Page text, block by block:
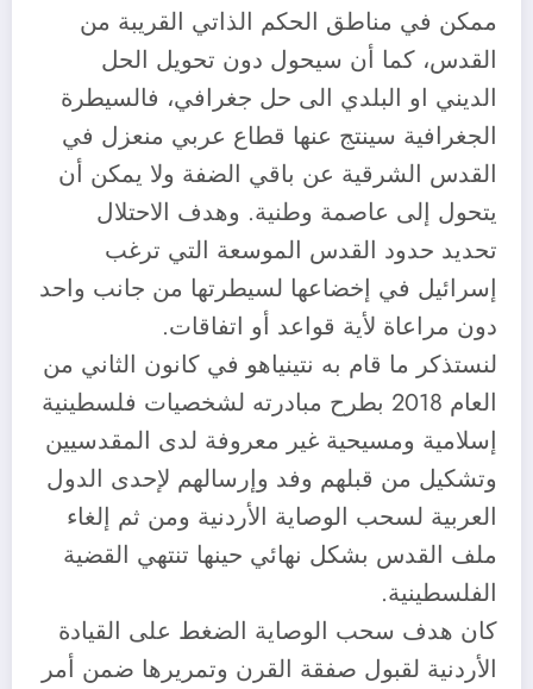
ممكن في مناطق الحكم الذاتي القريبة من
القدس، كما أن سيحول دون تحويل الحل
الديني او البلدي الى حل جغرافي، فالسيطرة
الجغرافية سينتج عنها قطاع عربي منعزل في
القدس الشرقية عن باقي الضفة ولا يمكن أن
يتحول إلى عاصمة وطنية. وهدف الاحتلال
تحديد حدود القدس الموسعة التي ترغب
إسرائيل في إخضاعها لسيطرتها من جانب واحد
دون مراعاة لأية قواعد أو اتفاقات.
لنستذكر ما قام به نتينياهو في كانون الثاني من
العام 2018 بطرح مبادرته لشخصيات فلسطينية
إسلامية ومسيحية غير معروفة لدى المقدسيين
وتشكيل من قبلهم وفد وإرسالهم لإحدى الدول
العربية لسحب الوصاية الأردنية ومن ثم إلغاء
ملف القدس بشكل نهائي حينها تنتهي القضية
الفلسطينية.
كان هدف سحب الوصاية الضغط على القيادة
الأردنية لقبول صفقة القرن وتمريرها ضمن أمر